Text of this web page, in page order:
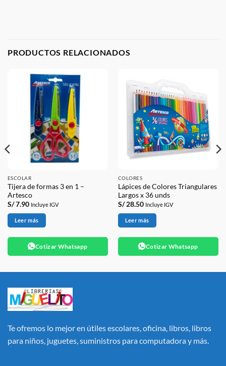
PRODUCTOS RELACIONADOS
ESCOLAR
Tijera de formas 3 en 1 –
Artesco
S/7.90 Incluye IGV
Leer más
Cotizar Whatsapp
COLORES
Lápices de Colores Triangulares
Largos x 36 unds
S/28.50 Incluye IGV
Leer más
Cotizar Whatsapp
Te ofremos lo mejor en útiles escolares, oficina, libros, libros
para niños, juguetes, suministros para computadora y más.